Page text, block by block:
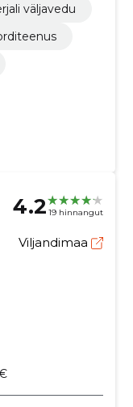
väljavedu
4.2 19 hinnangut
Viljandimaa